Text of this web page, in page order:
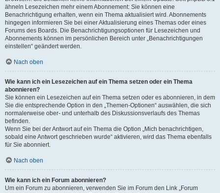
ähneln Lesezeichen mehr einem Abonnement: Sie können eine
Benachrichtigung erhalten, wenn ein Thema aktualisiert wird. Abonnements
hingegen informieren Sie bei einer Aktualisierung eines Themas oder eines
Forums des Boards. Die Benachrichtigungsoptionen für Lesezeichen und
Abonnements können im persönlichen Bereich unter „Benachrichtigungen
einstellen“ geändert werden.
Nach oben
Wie kann ich ein Lesezeichen auf ein Thema setzen oder ein Thema
abonnieren?
Sie können ein Lesezeichen auf ein Thema setzen oder es abonnieren, in dem
Sie die entsprechende Option in den „Themen-Optionen“ auswählen, die sich
normalerweise ober- und unterhalb des Diskussionsverlaufs des Themas
befinden.
Wenn Sie bei der Antwort auf ein Thema die Option „Mich benachrichtigen,
sobald eine Antwort geschrieben wurde“ aktivieren, wird das Thema ebenfalls
für Sie abonniert.
Nach oben
Wie kann ich ein Forum abonnieren?
Um ein Forum zu abonnieren, verwenden Sie im Forum den Link „Forum